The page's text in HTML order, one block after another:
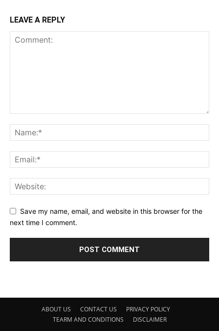
LEAVE A REPLY
Save my name, email, and website in this browser for the
next time I comment.
ABOUT US CONTACT US
PRIVACY POLICY
TEARM AND CONDITIONS
DISCLAIMER